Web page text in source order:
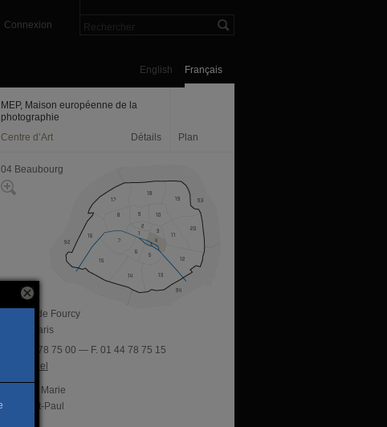
Connexion
Français
English
MEP, Maison européenne de la
photographie
Centre d’Art
Détails Plan
04 Beaubourg
5-7, rue de Fourcy
75004 Paris
T. 01 44 78 75 00 — F. 01 44 78 75 15
Site officiel
Pont Marie
Saint-Paul